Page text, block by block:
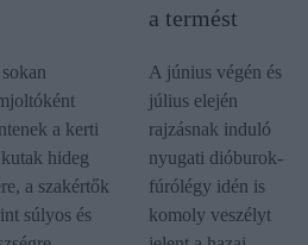
a kerti
hideg
a szakértők
súlyos és
a termést
A június végén és
július elején
rajzásnak induló
nyugati dióburok-
fúrólégy idén is
komoly veszélyt